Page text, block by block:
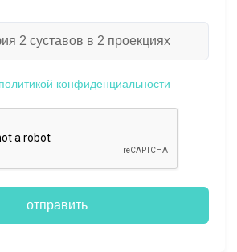
политикой конфиденциальности
отправить